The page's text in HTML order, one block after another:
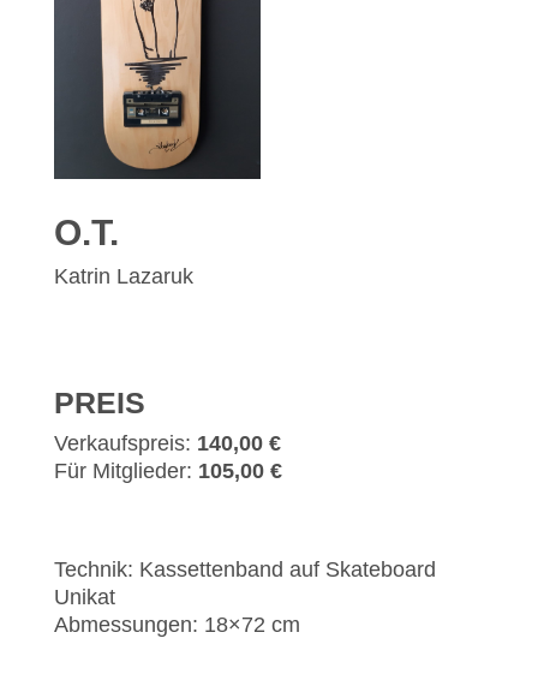
O.T.
Katrin Lazaruk
PREIS
Verkaufspreis: 140,00 €
Für Mitglieder: 105,00 €
Technik: Kassettenband auf Skateboard
Unikat
Abmessungen: 18×72 cm